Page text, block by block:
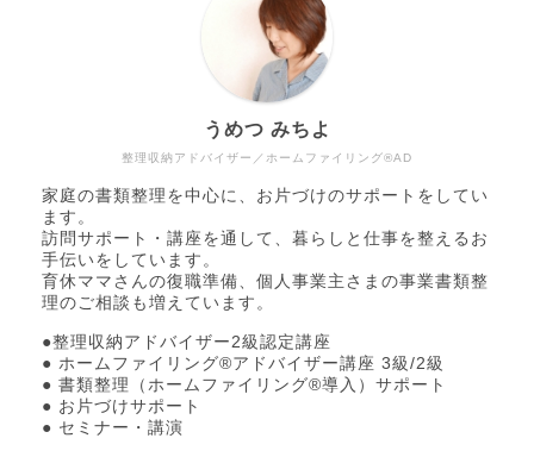
整理収納アドバイザー／ホームファイリング®AD
うめつ みちよ
家庭の書類整理を中心に、お片づけのサポートをしてい
ます。
訪問サポート・講座を通して、暮らしと仕事を整えるお
手伝いをしています。
育休ママさんの復職準備、個人事業主さまの事業書類整
理のご相談も増えています。
●整理収納アドバイザー2級認定講座
● ホームファイリング®アドバイザー講座 3級/2級
● 書類整理（ホームファイリング®導入）サポート
● お片づけサポート
● セミナー・講演